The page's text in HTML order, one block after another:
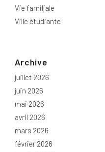
Vie familiale
Ville étudiante
Archive
juillet 2026
juin 2026
mai 2026
avril 2026
mars 2026
février 2026